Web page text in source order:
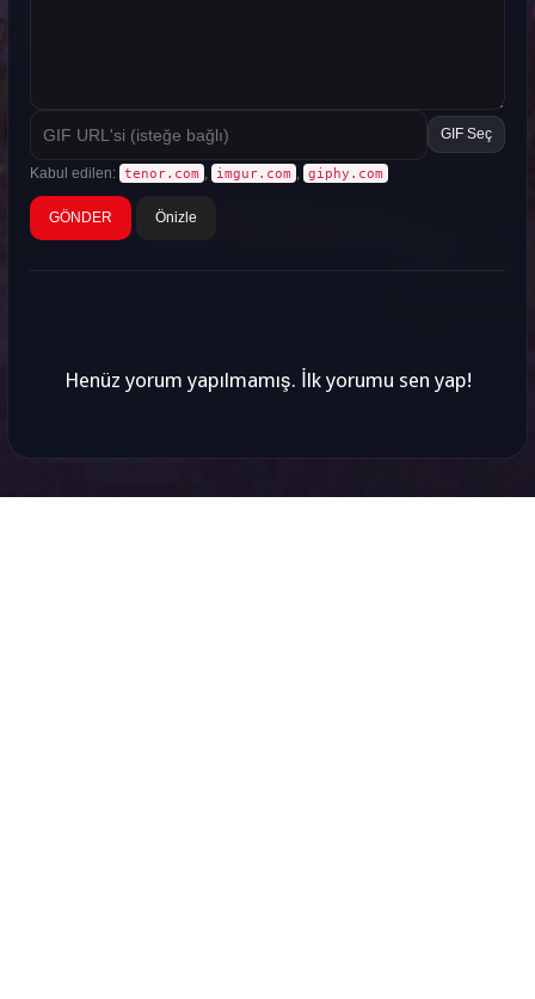
GIF Seç
Kabul edilen: tenor.com imgur.com giphy.com
Önizle
Henüz yorum yapılmamış. İlk yorumu sen yap!